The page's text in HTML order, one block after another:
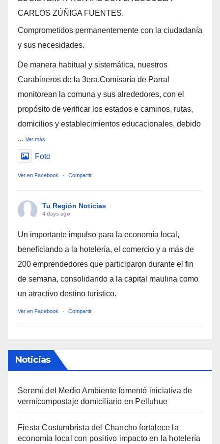
CARLOS ZÚÑIGA FUENTES.
Comprometidos permanentemente con la ciudadanía
y sus necesidades.
De manera habitual y sistemática, nuestros
Carabineros de la 3era.Comisaría de Parral
monitorean la comuna y sus alrededores, con el
propósito de verificar los estados e caminos, rutas,
domicilios y establecimientos educacionales, debido
... Ver más
Foto
Ver en Facebook · Compartir
Tu Región Noticias
4 days ago
Un importante impulso para la economía local,
beneficiando a la hotelería, el comercio y a más de
200 emprendedores que participaron durante el fin
de semana, consolidando a la capital maulina como
un atractivo destino turístico.
Ver en Facebook · Compartir
Noticias
Seremi del Medio Ambiente fomentó iniciativa de
vermicompostaje domiciliario en Pelluhue
Fiesta Costumbrista del Chancho fortalece la
economía local con positivo impacto en la hotelería